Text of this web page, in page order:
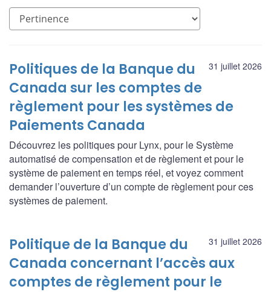
31 juillet 2026
Politiques de la Banque du
Canada sur les comptes de
règlement pour les systèmes de
Paiements Canada
Découvrez les politiques pour Lynx, pour le Système
automatisé de compensation et de règlement et pour le
système de paiement en temps réel, et voyez comment
demander l’ouverture d’un compte de règlement pour ces
systèmes de paiement.
31 juillet 2026
Politique de la Banque du
Canada concernant l’accès aux
comptes de règlement pour le